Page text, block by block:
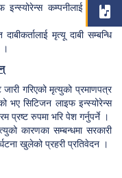
इन्स्योरेन्स कम्पनीलाई लिखित
मृत्यू दाबी सम्बन्धि
।
गरिएको मृत्युको प्रमाणपत्र
भए सिटिजन लाइफ इन्स्योरेन्स
प्रष्ट रुपमा भरि पेश गर्नुपर्ने ।
कारणका सम्बन्धमा सरकारी
खुलेको प्रहरी प्रतिवेदन ।